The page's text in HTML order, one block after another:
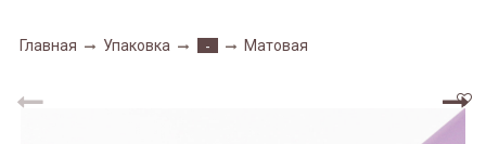
Главная Упаковка - Матовая